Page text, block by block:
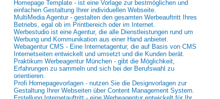
Homepage Template - ist eine Vorlage zur bestmöglichen und
einfachen Gestaltung Ihrer individuellen Webseite.
MultiMedia Agentur - gestalten den gesamten Werbeauftritt Ihres
Betriebs, egal ob im Printbereich oder im Internet.
Werbestudio ist eine Agentur, die alle Dienstleistungen rund um
Werbung und Kommunikation aus einer Hand anbietet.
Webagentur CMS - Eine Internetagentur, die auf Basis von CMS
Internetseiten entwickelt und umsetzt und die Kunden berät.
Praktikum Werbeagentur München - gibt die Möglichkeit,
Erfahrungen zu sammeln und sich bei der Berufswahl zu
orientieren.
Profi Homepagevorlagen - nutzen Sie die Designvorlagen zur
Gestaltung Ihrer Webseiten über Content Management System.